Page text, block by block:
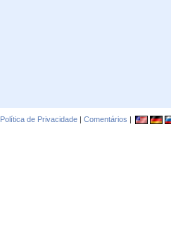
Política de Privacidade | Comentários |